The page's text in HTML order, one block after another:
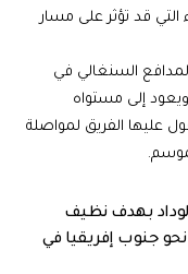
التي قد تؤثر على مسار
السنغالي في
إلى مستواه
عليها الفريق لمواصلة
بهدف نظيف
جنوب إفريقيا في